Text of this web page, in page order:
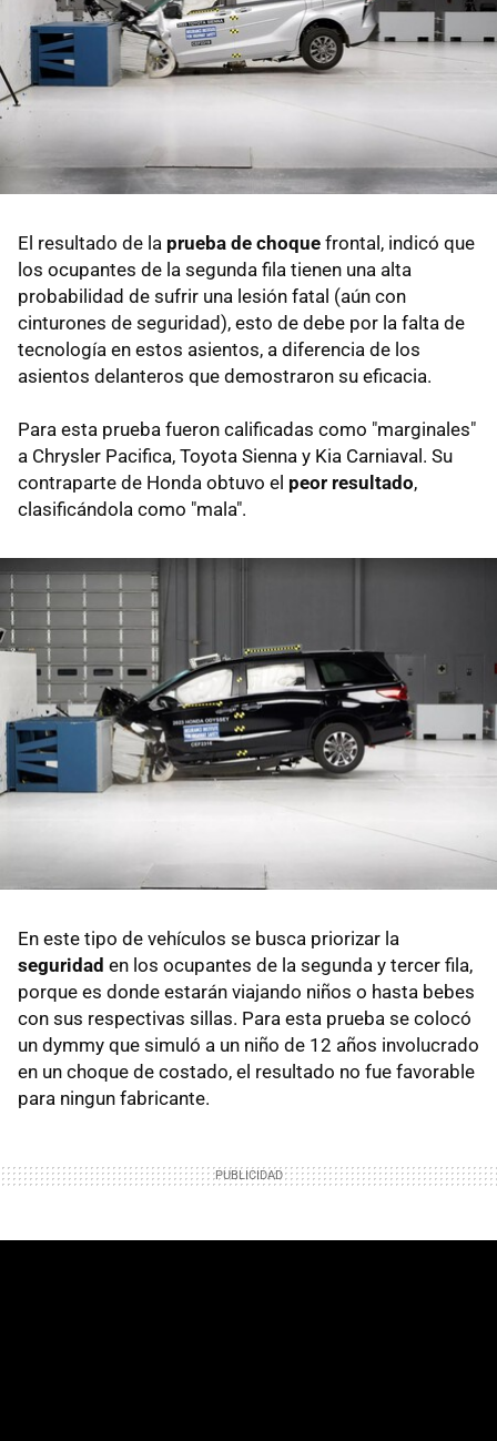
El resultado de la prueba de choque frontal, indicó que
los ocupantes de la segunda fila tienen una alta
probabilidad de sufrir una lesión fatal (aún con
cinturones de seguridad), esto de debe por la falta de
tecnología en estos asientos, a diferencia de los
asientos delanteros que demostraron su eficacia.
Para esta prueba fueron calificadas como "marginales"
a Chrysler Pacifica, Toyota Sienna y Kia Carniaval. Su
contraparte de Honda obtuvo el peor resultado,
clasificándola como "mala".
En este tipo de vehículos se busca priorizar la
seguridad en los ocupantes de la segunda y tercer fila,
porque es donde estarán viajando niños o hasta bebes
con sus respectivas sillas. Para esta prueba se colocó
un dymmy que simuló a un niño de 12 años involucrado
en un choque de costado, el resultado no fue favorable
para ningun fabricante.